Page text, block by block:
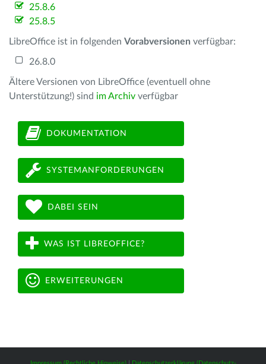
25.8.6
25.8.5
LibreOffice ist in folgenden Vorabversionen verfügbar:
26.8.0
Ältere Versionen von LibreOffice (eventuell ohne
Unterstützung!) sind im Archiv verfügbar
DOKUMENTATION
SYSTEMANFORDERUNGEN
DABEI SEIN
WAS IST LIBREOFFICE?
ERWEITERUNGEN